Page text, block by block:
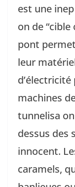
est une
on de “cible
pont
leur
machines
tunnelisa
dessus des
innocent.
caramels,